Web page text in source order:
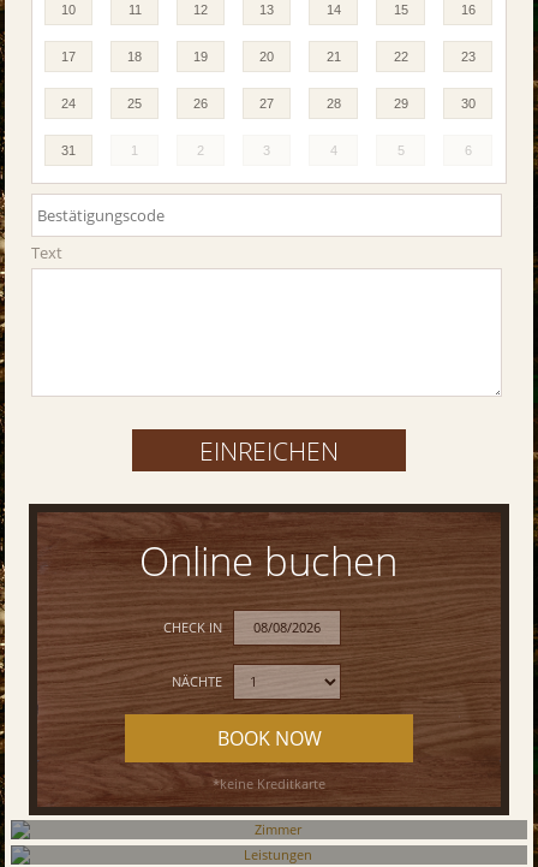
10 11 12 13 14 15 16
17 18 19 20 21 22 23
24 25 26 27 28 29 30
31 1 2 3 4 5 6
Text
Online buchen
CHECK IN
NÄCHTE
BOOK NOW
*keine Kreditkarte